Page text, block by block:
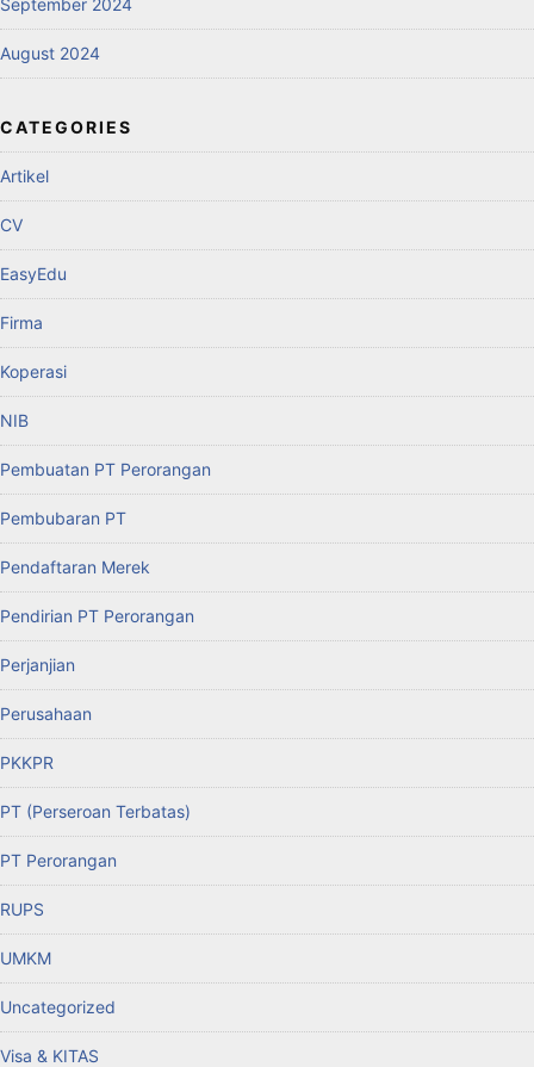
August 2024
CATEGORIES
Artikel
CV
EasyEdu
Firma
Koperasi
NIB
Pembuatan PT Perorangan
Pembubaran PT
Pendaftaran Merek
Pendirian PT Perorangan
Perjanjian
Perusahaan
PKKPR
PT (Perseroan Terbatas)
PT Perorangan
RUPS
UMKM
Uncategorized
Visa & KITAS